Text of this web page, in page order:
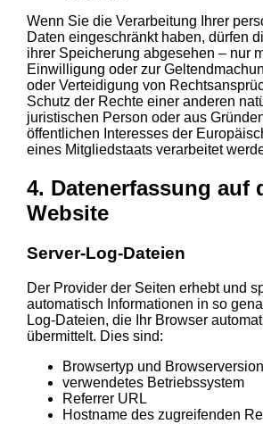
Wenn Sie die Verarbeitung Ihrer
Daten eingeschränkt haben, dürfen
ihrer Speicherung abgesehen – nur
Einwilligung oder zur
oder Verteidigung von
Schutz der Rechte einer anderen
juristischen Person oder aus
öffentlichen Interesses der
eines Mitgliedstaats verarbeitet
4. Datenerfassung auf
Website
Server-Log-Dateien
Der Provider der Seiten erhebt und
automatisch Informationen in so
Log-Dateien, die Ihr Browser
übermittelt. Dies sind:
Browsertyp und Browserversion
verwendetes Betriebssystem
Referrer URL
Hostname des zugreifenden